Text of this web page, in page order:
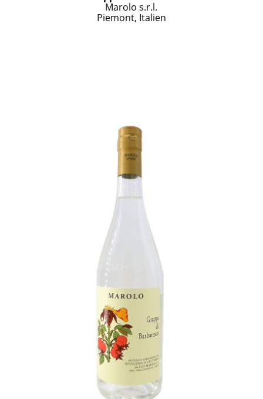
Marolo s.r.l.
Piemont, Italien